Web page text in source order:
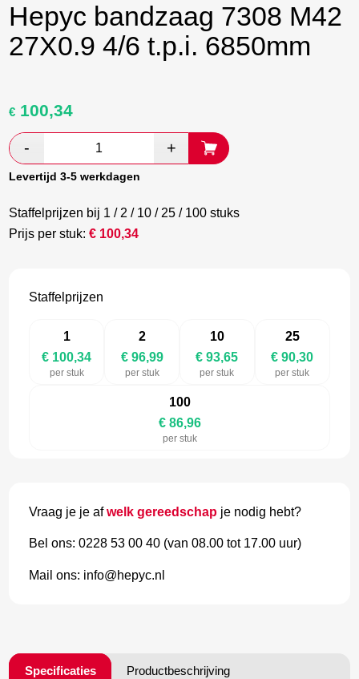
Hepyc bandzaag 7308 M42
27X0.9 4/6 t.p.i. 6850mm
Oorspronkelijke
was:
€ 167,23.
€ 100,34Huidige
€ 96,99.
Levertijd 3-5 werkdagen
Staffelprijzen bij 1 / 2 / 10 / 25 / 100 stuks
Prijs per stuk:€ 100,34
Staffelprijzen
1
€ 100,34
per stuk
2
€ 96,99
per stuk
10
€ 93,65
per stuk
25
€ 90,30
per stuk
100
€ 86,96
per stuk
Vraag je je afwelk gereedschap je nodig hebt?
Bel ons: 0228 53 00 40 (van 08.00 tot 17.00 uur)
Mail ons: info@hepyc.nl
Specificaties Productbeschrijving